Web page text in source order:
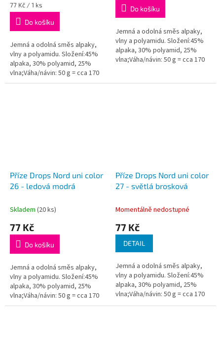
Měrná
cena:
77 Kč / 1 ks
Do košíku
Jemná a odolná směs alpaky,
vlny a polyamidu. Složení:45%
alpaka, 30% polyamid, 25%
vlna;Váha/návin: 50 g = cca 170
metrů;Doporučená síla jehlic: 3
Do košíku
Jemná a odolná směs alpaky,
vlny a polyamidu. Složení:45%
alpaka, 30% polyamid, 25%
vlna;Váha/návin: 50 g = cca 170
Příze Drops Nord uni color
26 - ledová modrá
Skladem (20 ks)
77 Kč
Do košíku
Jemná a odolná směs alpaky,
vlny a polyamidu. Složení:45%
alpaka, 30% polyamid, 25%
vlna;Váha/návin: 50 g = cca 170
metrů;Doporučená síla jehlic: 3
Příze Drops Nord uni color
27 - světlá brosková
Momentálně nedostupné
77 Kč
DETAIL
Jemná a odolná směs alpaky,
vlny a polyamidu. Složení:45%
alpaka, 30% polyamid, 25%
vlna;Váha/návin: 50 g = cca 170
metrů;Doporučená síla jehlic: 3